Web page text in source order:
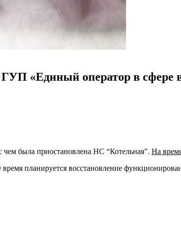
«Единый оператор в сфере
была приостановлена НС “Котельная”. На
планируется восстановление